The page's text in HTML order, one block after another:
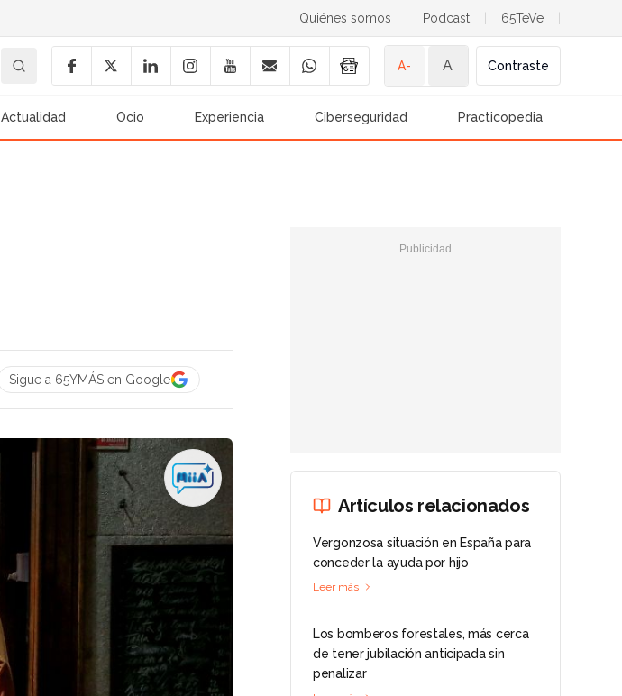
Quiénes somos Podcast 65TeVe
A- A Contraste
Actualidad Ocio Experiencia Ciberseguridad Practicopedia
Sigue a 65YMÁS en Google
Artículos relacionados
Vergonzosa situación en España para
conceder la ayuda por hijo
Leer más
Los bomberos forestales, más cerca
de tener jubilación anticipada sin
penalizar